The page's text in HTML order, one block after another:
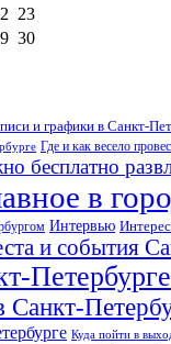
23
30
и графики в Санкт-
Где и как весело
бесплатно
в
Интервью
и события
Петербурге
Санкт-
Куда пойти в